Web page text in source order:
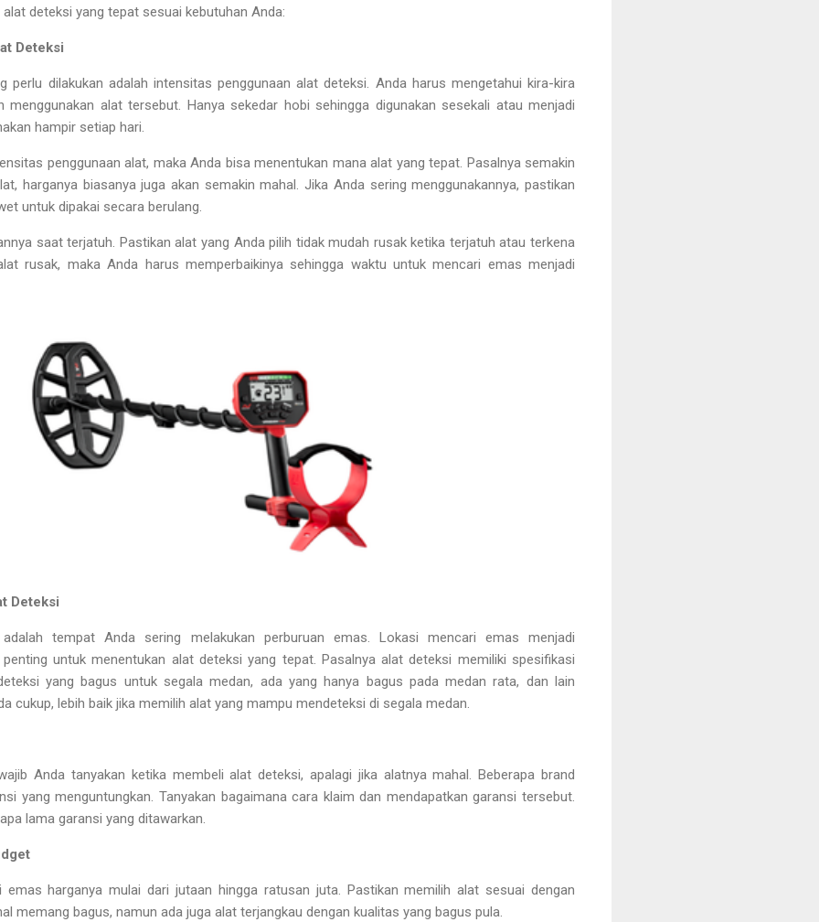
deteksi yang tepat sesuai kebutuhan Anda:
Deteksi
perlu dilakukan adalah intensitas penggunaan alat deteksi. Anda harus mengetahui kira-kira
menggunakan alat tersebut. Hanya sekedar hobi sehingga digunakan sesekali atau menjadi
hampir setiap hari.
penggunaan alat, maka Anda bisa menentukan mana alat yang tepat. Pasalnya semakin
harganya biasanya juga akan semakin mahal. Jika Anda sering menggunakannya, pastikan
untuk dipakai secara berulang.
saat terjatuh. Pastikan alat yang Anda pilih tidak mudah rusak ketika terjatuh atau terkena
rusak, maka Anda harus memperbaikinya sehingga waktu untuk mencari emas menjadi
Deteksi
adalah tempat Anda sering melakukan perburuan emas. Lokasi mencari emas menjadi
untuk menentukan alat deteksi yang tepat. Pasalnya alat deteksi memiliki spesifikasi
yang bagus untuk segala medan, ada yang hanya bagus pada medan rata, dan lain
cukup, lebih baik jika memilih alat yang mampu mendeteksi di segala medan.
Anda tanyakan ketika membeli alat deteksi, apalagi jika alatnya mahal. Beberapa brand
yang menguntungkan. Tanyakan bagaimana cara klaim dan mendapatkan garansi tersebut.
lama garansi yang ditawarkan.
harganya mulai dari jutaan hingga ratusan juta. Pastikan memilih alat sesuai dengan
memang bagus, namun ada juga alat terjangkau dengan kualitas yang bagus pula.